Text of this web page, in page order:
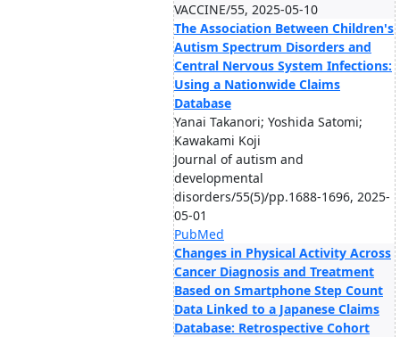
VACCINE/55, 2025-05-10
The Association Between Children's
Autism Spectrum Disorders and
Central Nervous System Infections:
Using a Nationwide Claims
Database
Yanai Takanori; Yoshida Satomi;
Kawakami Koji
Journal of autism and
developmental
disorders/55(5)/pp.1688-1696, 2025-
05-01
PubMed
Changes in Physical Activity Across
Cancer Diagnosis and Treatment
Based on Smartphone Step Count
Data Linked to a Japanese Claims
Database: Retrospective Cohort